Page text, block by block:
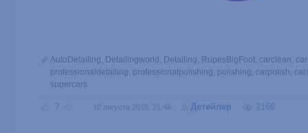
AutoDetailing, Detailingworld , Detailing, RupesBigFoot, carclean,
professionaldetailing, professionalpolishing, polishing, carpolish,
supercars
? 10 августа 2015, 21:46 Детейлер 2166